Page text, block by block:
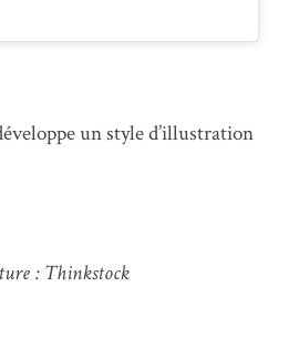
un style d’illustration
: Thinkstock